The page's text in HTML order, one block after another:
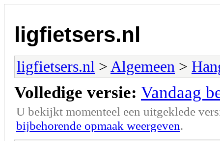
ligfietsers.nl
ligfietsers.nl > Algemeen >
Volledige versie: Vandaag
U bekijkt momenteel een uitgeklede
bijbehorende opmaak weergeven.